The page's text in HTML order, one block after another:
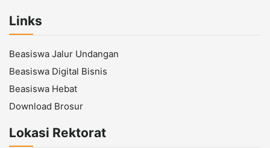
Links
Beasiswa Jalur Undangan
Beasiswa Digital Bisnis
Beasiswa Hebat
Download Brosur
Lokasi Rektorat